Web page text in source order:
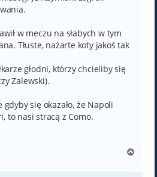
w meczu na słabych w tym
Tłuste, nażarte koty jakoś tak
głodni, którzy chcieliby się
Zalewski).
się okazało, że Napoli
to nasi stracą z Como.
g